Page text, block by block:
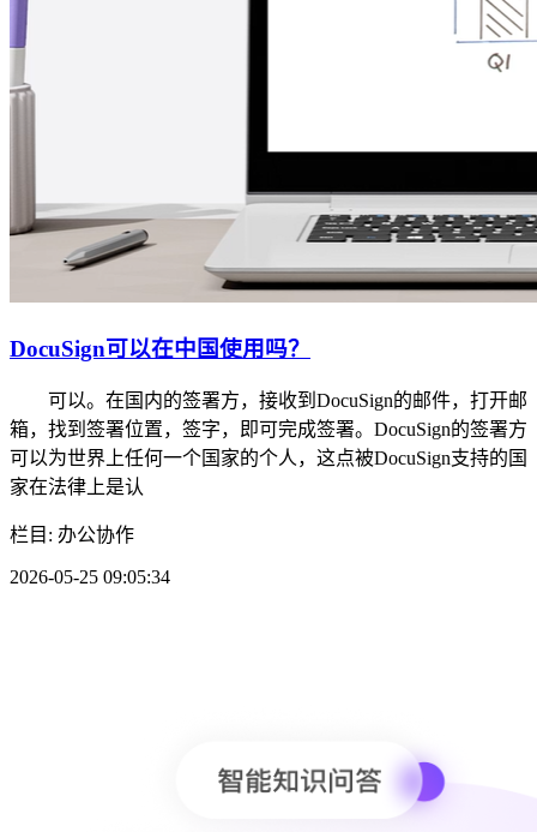
DocuSign可以在中国使用吗？
可以。在国内的签署方，接收到DocuSign的邮件，打开邮
箱，找到签署位置，签字，即可完成签署。DocuSign的签署方
可以为世界上任何一个国家的个人，这点被DocuSign支持的国
家在法律上是认
栏目: 办公协作
2026-05-25 09:05:34